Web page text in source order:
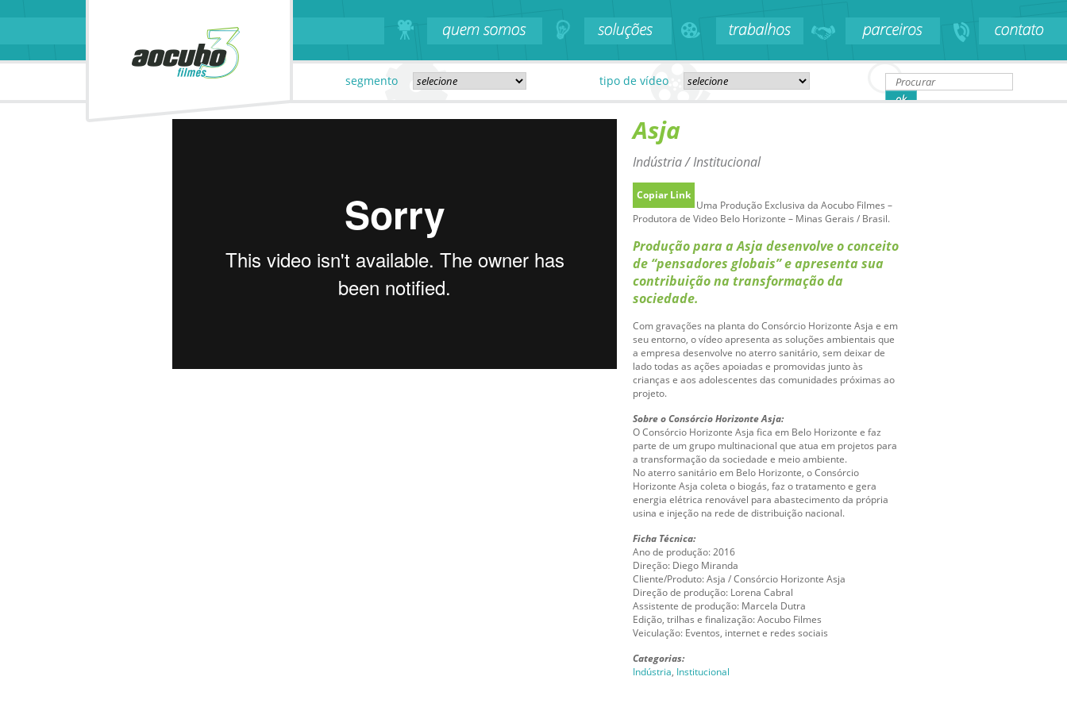
segmento tipo de vídeo
Asja
Indústria / Institucional
Copiar Link
Uma Produção Exclusiva da Aocubo Filmes –
Produtora de Video Belo Horizonte – Minas Gerais / Brasil.
Produção para a Asja desenvolve o conceito
de “pensadores globais” e apresenta sua
contribuição na transformação da
sociedade.
Com gravações na planta do Consórcio Horizonte Asja e em
seu entorno, o vídeo apresenta as soluções ambientais que
a empresa desenvolve no aterro sanitário, sem deixar de
lado todas as ações apoiadas e promovidas junto às
crianças e aos adolescentes das comunidades próximas ao
projeto.
Sobre o Consórcio Horizonte Asja:
O Consórcio Horizonte Asja fica em Belo Horizonte e faz
parte de um grupo multinacional que atua em projetos para
a transformação da sociedade e meio ambiente.
No aterro sanitário em Belo Horizonte, o Consórcio
Horizonte Asja coleta o biogás, faz o tratamento e gera
energia elétrica renovável para abastecimento da própria
usina e injeção na rede de distribuição nacional.
Ficha Técnica:
Ano de produção: 2016
Direção: Diego Miranda
Cliente/Produto: Asja / Consórcio Horizonte Asja
Direção de produção: Lorena Cabral
Assistente de produção: Marcela Dutra
Edição, trilhas e finalização: Aocubo Filmes
Veiculação: Eventos, internet e redes sociais
Categorias:
Indústria, Institucional